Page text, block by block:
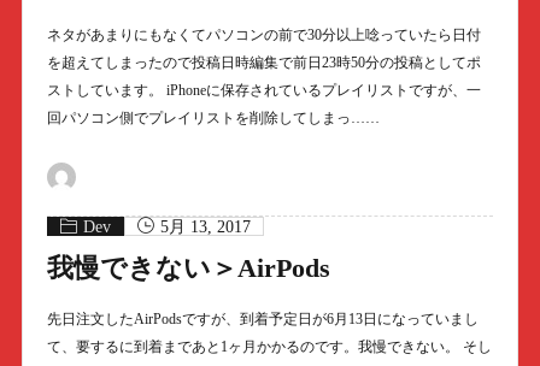
ネタがあまりにもなくてパソコンの前で30分以上唸っていたら日付
を超えてしまったので投稿日時編集で前日23時50分の投稿としてポ
ストしています。 iPhoneに保存されているプレイリストですが、一
回パソコン側でプレイリストを削除してしまっ……
Dev 5月 13, 2017
我慢できない＞AirPods
先日注文したAirPodsですが、到着予定日が6月13日になっていまし
て、要するに到着まであと1ヶ月かかるのです。我慢できない。 そし